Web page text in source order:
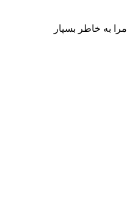
مرا به خاطر بسپار